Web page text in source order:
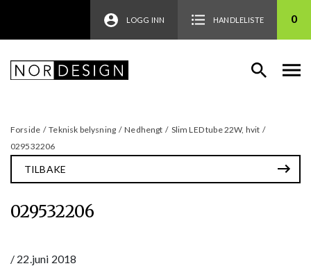
LOGG INN HANDLELISTE 0
Forside / Teknisk belysning / Nedhengt / Slim LED tube 22W, hvit /
029532206
TILBAKE
029532206
/ 22.juni 2018